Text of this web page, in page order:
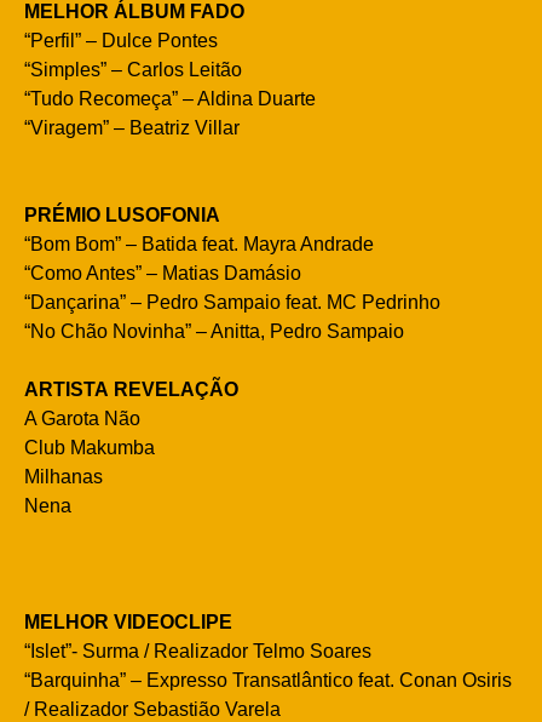
MELHOR ÁLBUM FADO
“Perfil” – Dulce Pontes
“Simples” – Carlos Leitão
“Tudo Recomeça” – Aldina Duarte
“Viragem” – Beatriz Villar
PRÉMIO LUSOFONIA
“Bom Bom” – Batida feat. Mayra Andrade
“Como Antes” – Matias Damásio
“Dançarina” – Pedro Sampaio feat. MC Pedrinho
“No Chão Novinha” – Anitta, Pedro Sampaio
ARTISTA REVELAÇÃO
A Garota Não
Club Makumba
Milhanas
Nena
MELHOR VIDEOCLIPE
“Islet”- Surma / Realizador Telmo Soares
“Barquinha” – Expresso Transatlântico feat. Conan Osiris
/ Realizador Sebastião Varela